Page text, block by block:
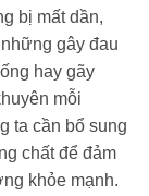
bị mất dần,
gây đau
hay gãy
mỗi
ta cần bổ sung
chất để đảm
khỏe mạnh.